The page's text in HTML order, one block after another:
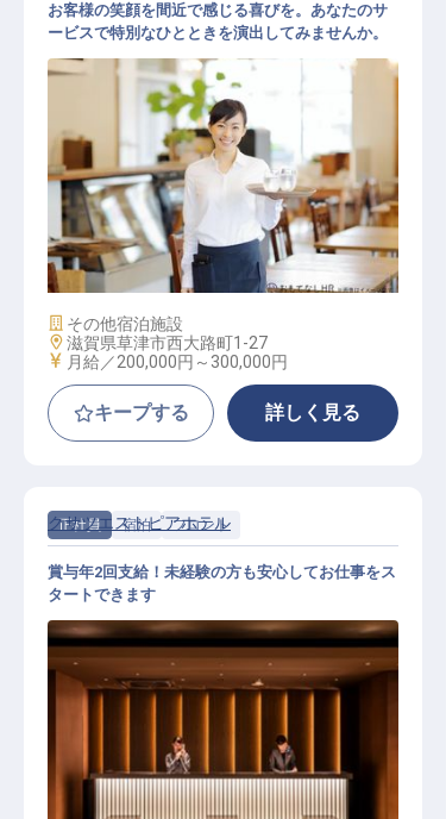
料飲サービススタッフ
お客様の笑顔を間近で感じる喜びを。あなたのサ
ービスで特別なひとときを演出してみませんか。
施設業態
その他宿泊施設
勤務地
滋賀県草津市西大路町1-27
給与
月給／200,000円～ 300,000円
キープする 詳しく見る
正社員 宿泊 フロント
フロントスタッフ
クサツエストピアホテル
賞与年2回支給！未経験の方も安心してお仕事をス
タートできます